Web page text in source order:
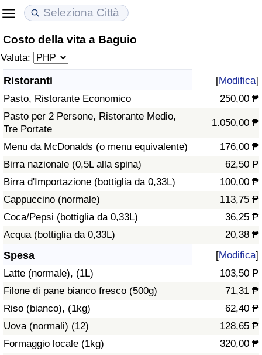
Costo della vita a Baguio
Valuta:
Ristoranti [Modifica]
Pasto, Ristorante Economico
250,00 ₱
Pasto per 2 Persone, Ristorante Medio,
Tre Portate
1.050,00 ₱
Menu da McDonalds (o menu equivalente)
176,00 ₱
Birra nazionale (0,5L alla spina)
62,50 ₱
Birra d'Importazione (bottiglia da 0,33L)
100,00 ₱
Cappuccino (normale)
113,75 ₱
Coca/Pepsi (bottiglia da 0,33L)
36,25 ₱
Acqua (bottiglia da 0,33L)
20,38 ₱
Spesa [Modifica]
Latte (normale), (1L)
103,50 ₱
Filone di pane bianco fresco (500g)
71,31 ₱
Riso (bianco), (1kg)
62,40 ₱
Uova (normali) (12)
128,65 ₱
Formaggio locale (1kg)
320,00 ₱
Costo della vita
Indice Del Costo Della Vita (corrente)
Indice Del Costo Della Vita
Indice del Costo della Vita per Nazione
ad Aqaba
Prezzi degli immobili
Indice del Prezzo delle Case (Corrente)
Indice del Prezzo delle Case
Indice del Prezzo delle Case per Nazione
Qualità della Vita
Indice della Qualità della Vita
Indice della Qualità della Vita (Corrente)
Indice della qualità della vita per Paese
Criminalità
Indice del Tasso di Criminalità (Corrente)
Indice della Criminalità
Indice di criminalità per paese
Indice dell’Assistenza Sanitaria (Corrente)
Indice dell’Assistenza Sanitaria